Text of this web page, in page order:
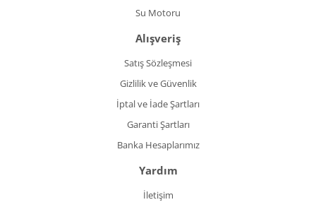
Su Motoru
Alışveriş
Satış Sözleşmesi
Gizlilik ve Güvenlik
İptal ve İade Şartları
Garanti Şartları
Banka Hesaplarımız
Yardım
İletişim